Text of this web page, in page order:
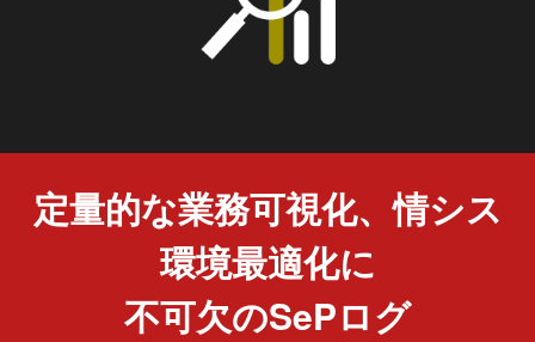
定量的な業務可視化、情シス
環境最適化に
不可欠のSePログ